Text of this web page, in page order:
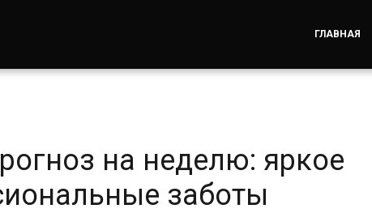
ГЛАВНАЯ
на неделю: яркое
заботы